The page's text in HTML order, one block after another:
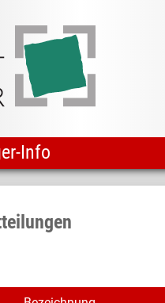
Info